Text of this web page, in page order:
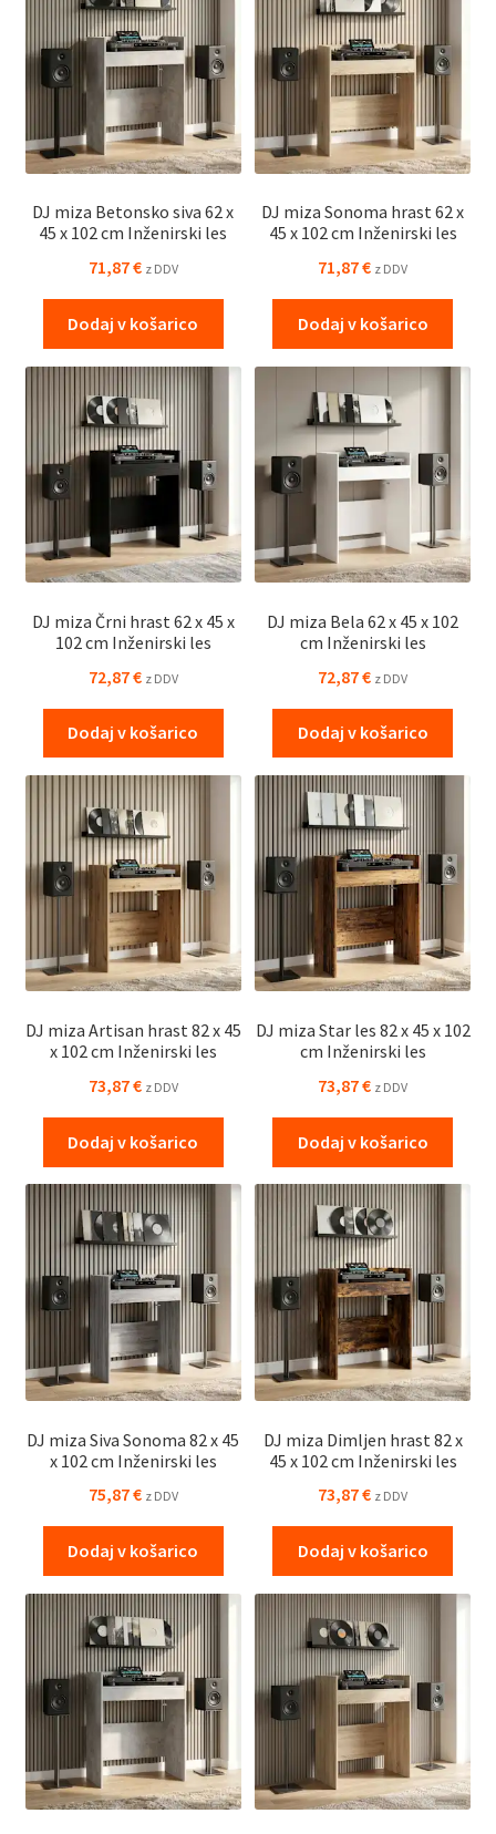
DJ miza Betonsko siva 62 x
45 x 102 cm Inženirski les
71,87€ z DDV
Dodaj v košarico
DJ miza Sonoma hrast 62 x
45 x 102 cm Inženirski les
71,87€ z DDV
Dodaj v košarico
DJ miza Črni hrast 62 x 45 x
102 cm Inženirski les
72,87€ z DDV
Dodaj v košarico
DJ miza Bela 62 x 45 x 102
cm Inženirski les
72,87€ z DDV
Dodaj v košarico
DJ miza Artisan hrast 82 x 45
x 102 cm Inženirski les
73,87€ z DDV
Dodaj v košarico
DJ miza Star les 82 x 45 x 102
cm Inženirski les
73,87€ z DDV
Dodaj v košarico
DJ miza Siva Sonoma 82 x 45
x 102 cm Inženirski les
75,87€ z DDV
Dodaj v košarico
DJ miza Dimljen hrast 82 x
45 x 102 cm Inženirski les
73,87€ z DDV
Dodaj v košarico